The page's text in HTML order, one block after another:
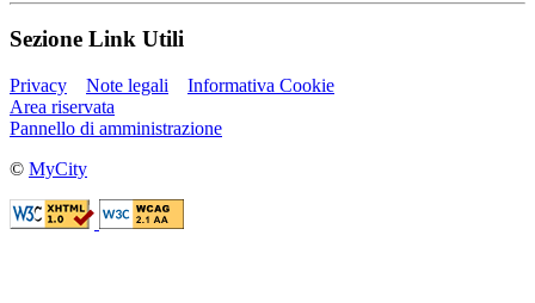
Sezione Link Utili
Privacy Note legali
Informativa Cookie
Area riservata
Pannello di amministrazione
© MyCity